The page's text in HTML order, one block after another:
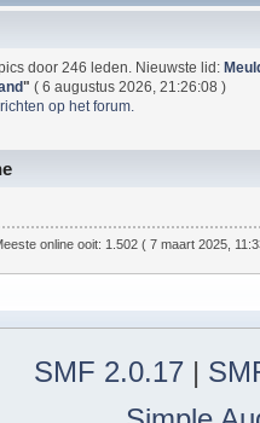
door 246 leden. Nieuwste lid:
" ( 6 augustus 2026, 21:26:08 )
op het forum.
online ooit: 1.502 ( 7 maart 2025,
SMF 2.0.17 |